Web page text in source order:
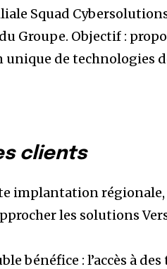
Squad
Groupe. Objectif :
unique de technologies
clients
implantation régionale,
les solutions
bénéfice : l’accès à